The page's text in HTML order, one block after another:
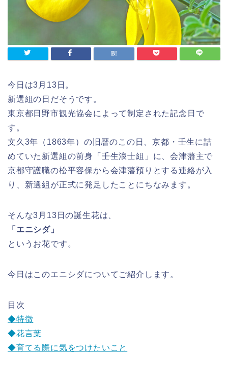
今日は3月13日。
新選組の日だそうです。
東京都日野市観光協会によって制定された記念日で
す。
文久3年（1863年）の旧暦のこの日、京都・壬生に詰
めていた新選組の前身「壬生浪士組」に、会津藩主で
京都守護職の松平容保から会津藩預りとする連絡が入
り、新選組が正式に発足したことにちなみます。
そんな3月13日の誕生花は、
「エニシダ」
というお花です。
今日はこのエニシダについてご紹介します。
目次
◆特徴
◆花言葉
◆育てる際に気をつけたいこと